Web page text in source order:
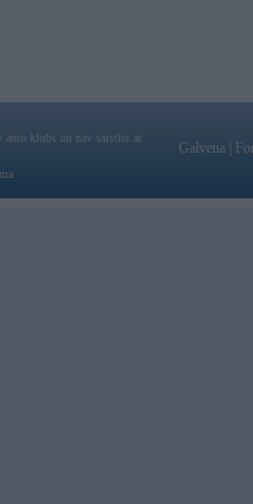
auto klubs un nav saistīts ar
Galvena